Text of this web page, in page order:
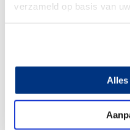
verzameld op basis van
Alles
Vrijheid voor Herman
zijnEVOLectusrolstoel, een
mo-vis. Deze aanpassing maakt
zelfstandig zijn rolstoel te
Herman volop van zijn leven in